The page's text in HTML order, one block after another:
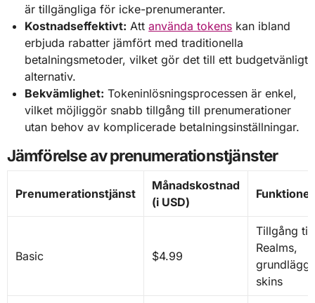
är tillgängliga för icke-prenumeranter.
Kostnadseffektivt: Attanvända tokens kan ibland
erbjuda rabatter jämfört med traditionella
betalningsmetoder, vilket gör det till ett budgetvänligt
alternativ.
Bekvämlighet: Tokeninlösningsprocessen är enkel,
vilket möjliggör snabb tillgång till prenumerationer
utan behov av komplicerade betalningsinställningar.
Jämförelse av prenumerationstjänster
Prenumerationstjänst
Månadskostnad
(i USD)
Funktioner
Basic $4.99
Tillgång till
Realms,
skins